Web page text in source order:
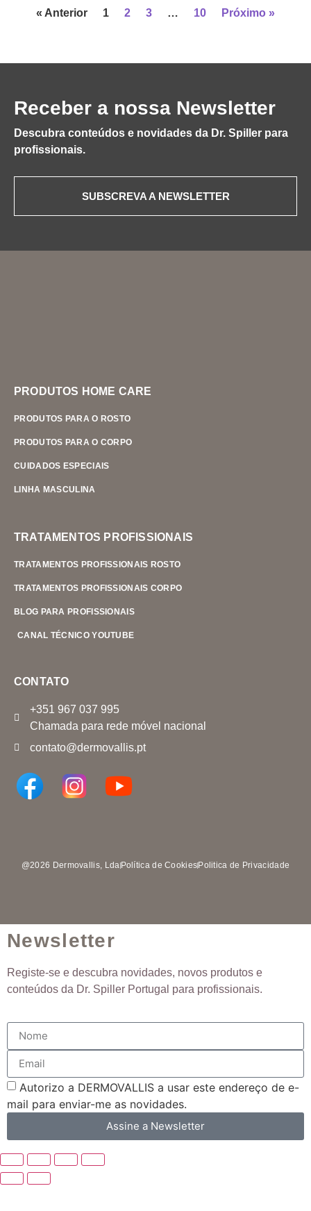
« Anterior 1 2 3 … 10 Próximo »
Receber a nossa Newsletter
Descubra conteúdos e novidades da Dr. Spiller para
profissionais.
SUBSCREVA A NEWSLETTER
PRODUTOS HOME CARE
PRODUTOS PARA O ROSTO
PRODUTOS PARA O CORPO
CUIDADOS ESPECIAIS
LINHA MASCULINA
TRATAMENTOS PROFISSIONAIS
TRATAMENTOS PROFISSIONAIS ROSTO
TRATAMENTOS PROFISSIONAIS CORPO
BLOG PARA PROFISSIONAIS
CANAL TÉCNICO YOUTUBE
CONTATO
+351 967 037 995
Chamada para rede móvel nacional
contato@dermovallis.pt
@2026 Dermovallis, LdaPolítica de CookiesPolitica de Privacidade
Newsletter
Registe-se e descubra novidades, novos produtos e
conteúdos da Dr. Spiller Portugal para profissionais.
Autorizo ​​a DERMOVALLIS a usar este endereço de e-
mail para enviar-me as novidades.
Assine a Newsletter